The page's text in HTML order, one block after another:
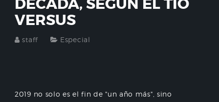
DÉCADA, SEGÚN EL TÍO
VERSUS
staff Especial
2019 no solo es el fin de "un año más", sino